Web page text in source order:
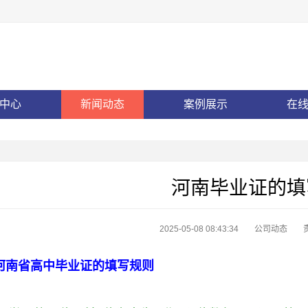
心 新闻动态 案例展示 在
河南毕业证的
2025-05-08 08:43:34 公司动态
南省高中毕业证的填写规则